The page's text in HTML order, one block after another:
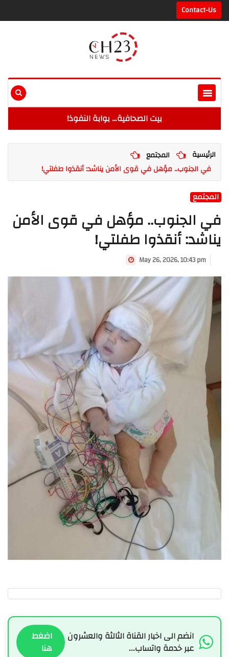
Contact-Us
بيت الصحافية… بوابة النفوذ!
الرئيسية
المجتمع
في الجنوب.. مؤهل في قوى الأمن يناشد: أنقذوا طفلتي!
المجتمع
في الجنوب.. مؤهل في قوى الأمن
يناشد: أنقذوا طفلتي!
May 26, 2026, 10:43 pm
انضم الى اخبار القناة الثالثة والعشرون
عبر خدمة واتساب...
اضغط
هنا